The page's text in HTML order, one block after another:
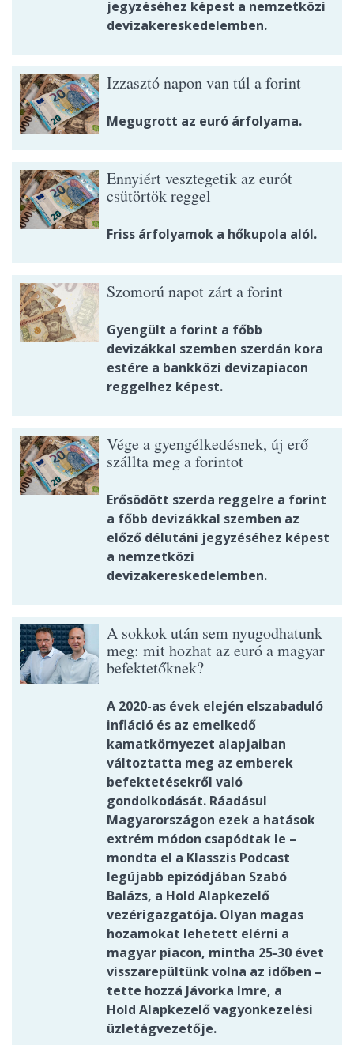
jegyzéséhez képest a nemzetközi
devizakereskedelemben.
Izzasztó napon van túl a forint
Megugrott az euró árfolyama.
Ennyiért vesztegetik az eurót
csütörtök reggel
Friss árfolyamok a hőkupola alól.
Szomorú napot zárt a forint
Gyengült a forint a főbb
devizákkal szemben szerdán kora
estére a bankközi devizapiacon
reggelhez képest.
Vége a gyengélkedésnek, új erő
szállta meg a forintot
Erősödött szerda reggelre a forint
a főbb devizákkal szemben az
előző délutáni jegyzéséhez képest
a nemzetközi
devizakereskedelemben.
A sokkok után sem nyugodhatunk
meg: mit hozhat az euró a magyar
befektetőknek?
A 2020-as évek elején elszabaduló
infláció és az emelkedő
kamatkörnyezet alapjaiban
változtatta meg az emberek
befektetésekről való
gondolkodását. Ráadásul
Magyarországon ezek a hatások
extrém módon csapódtak le –
mondta el a Klasszis Podcast
legújabb epizódjában Szabó
Balázs, a Hold Alapkezelő
vezérigazgatója. Olyan magas
hozamokat lehetett elérni a
magyar piacon, mintha 25-30 évet
visszarepültünk volna az időben –
tette hozzá Jávorka Imre, a
Hold Alapkezelő vagyonkezelési
üzletágvezetője.